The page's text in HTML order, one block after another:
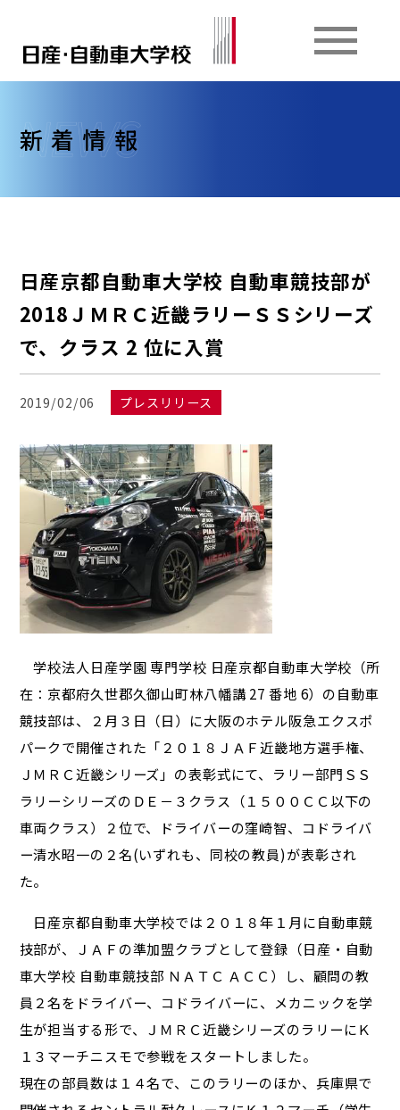
新着情報
日産京都自動車大学校 自動車競技部が
2018ＪＭＲＣ近畿ラリーＳＳシリーズ
で、クラス 2 位に入賞
2019/02/06 プレスリリース
学校法人日産学園 専門学校 日産京都自動車大学校（所
在：京都府久世郡久御山町林八幡講 27 番地 6）の自動車
競技部は、２月３日（日）に大阪のホテル阪急エクスポ
パークで開催された「２０１８ＪＡＦ近畿地方選手権、
ＪＭＲＣ近畿シリーズ」の表彰式にて、ラリー部門ＳＳ
ラリーシリーズのＤＥ－３クラス（１５００ＣＣ以下の
車両クラス）２位で、ドライバーの窪崎智、コドライバ
ー清水昭一の２名(いずれも、同校の教員)が表彰され
た。
日産京都自動車大学校では２０１８年１月に自動車競
技部が、ＪＡＦの準加盟クラブとして登録（日産・自動
車大学校 自動車競技部 ＮＡＴＣ ＡＣＣ）し、顧問の教
員２名をドライバー、コドライバーに、メカニックを学
生が担当する形で、ＪＭＲＣ近畿シリーズのラリーにＫ
１３マーチニスモで参戦をスタートしました。
現在の部員数は１４名で、このラリーのほか、兵庫県で